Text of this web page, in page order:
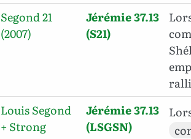
Segond 21
(2007)
Jérémie 37.13
(S21)
Louis Segond
+ Strong
Jérémie 37.13
(LSGSN)